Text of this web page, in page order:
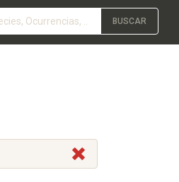
BUSCAR